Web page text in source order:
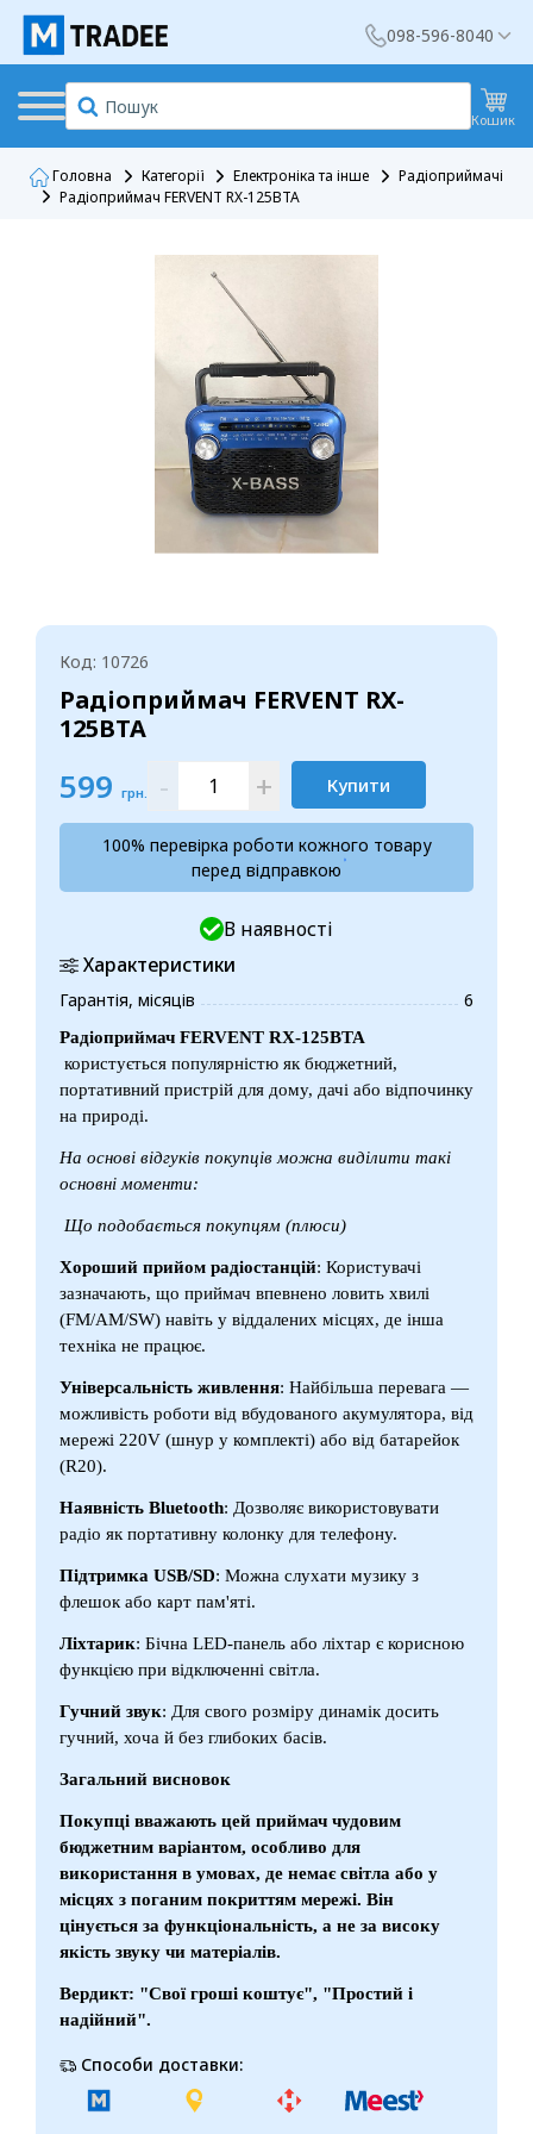
098-596-8040
Кошик
Головна Категорії Електроніка та інше
Радіоприймачі
Радіоприймач FERVENT RX-125BTA
Код: 10726
Радіоприймач FERVENT RX-
125BTA
599 грн. - + Купити
100% перевірка роботи кожного товару
перед відправкою
В наявності
Характеристики
Гарантія, місяців 6
Радіоприймач FERVENT RX-125BTA
користується популярністю як бюджетний,
портативний пристрій для дому, дачі або відпочинку
на природі.
На основі відгуків покупців можна виділити такі
основні моменти:
Що подобається покупцям (плюси)
Хороший прийом радіостанцій: Користувачі
зазначають, що приймач впевнено ловить хвилі
(FM/AM/SW) навіть у віддалених місцях, де інша
техніка не працює.
Універсальність живлення: Найбільша перевага —
можливість роботи від вбудованого акумулятора, від
мережі 220V (шнур у комплекті) або від батарейок
(R20).
Наявність Bluetooth: Дозволяє використовувати
радіо як портативну колонку для телефону.
Підтримка USB/SD: Можна слухати музику з
флешок або карт пам'яті.
Ліхтарик: Бічна LED-панель або ліхтар є корисною
функцією при відключенні світла.
Гучний звук: Для свого розміру динамік досить
гучний, хоча й без глибоких басів.
Загальний висновок
Покупці вважають цей приймач чудовим
бюджетним варіантом, особливо для
використання в умовах, де немає світла або у
місцях з поганим покриттям мережі. Він
цінується за функціональність, а не за високу
якість звуку чи матеріалів.
Вердикт: "Свої гроші коштує", "Простий і
надійний".
Способи доставки: